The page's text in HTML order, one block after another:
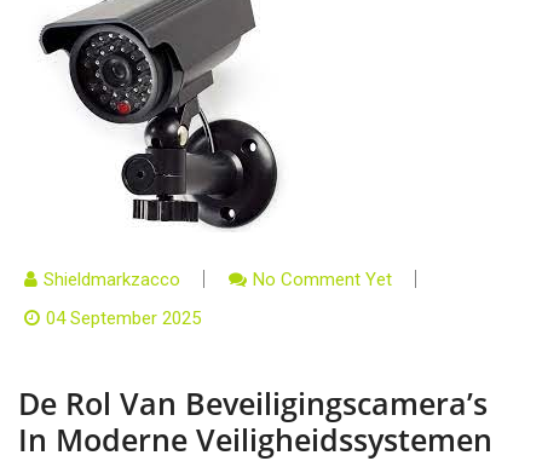
Shieldmarkzacco
No Comment Yet
04 September 2025
De Rol Van Beveiligingscamera’s
In Moderne Veiligheidssystemen